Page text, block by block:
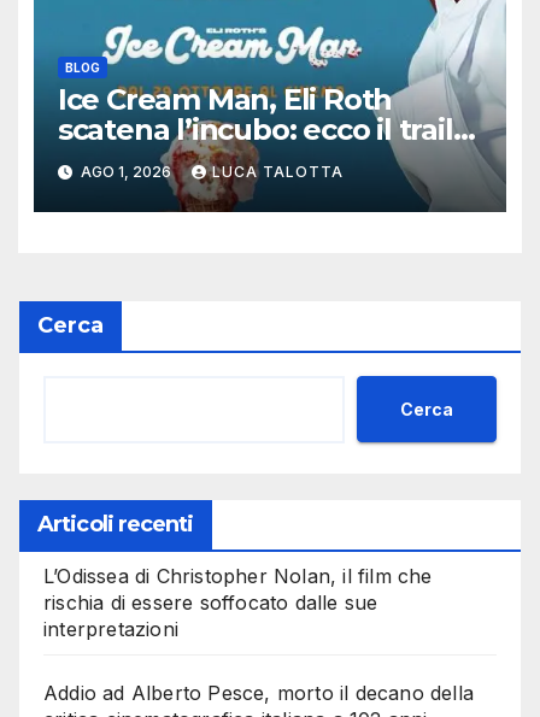
BLOG
Ice Cream Man, Eli Roth
scatena l’incubo: ecco il trailer
italiano dell’horror più
estremo di Halloween 2026
AGO 1, 2026 LUCA TALOTTA
Cerca
Cerca
Articoli recenti
L’Odissea di Christopher Nolan, il film che
rischia di essere soffocato dalle sue
interpretazioni
Addio ad Alberto Pesce, morto il decano della